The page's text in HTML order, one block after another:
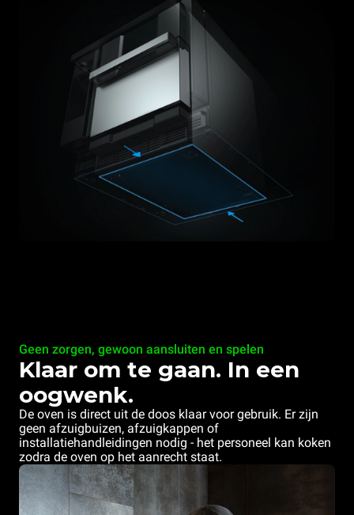
Geen zorgen, gewoon aansluiten en spelen
Klaar om te gaan. In een
oogwenk.
De oven is direct uit de doos klaar voor gebruik. Er zijn
geen afzuigbuizen, afzuigkappen of
installatiehandleidingen nodig - het personeel kan koken
zodra de oven op het aanrecht staat.